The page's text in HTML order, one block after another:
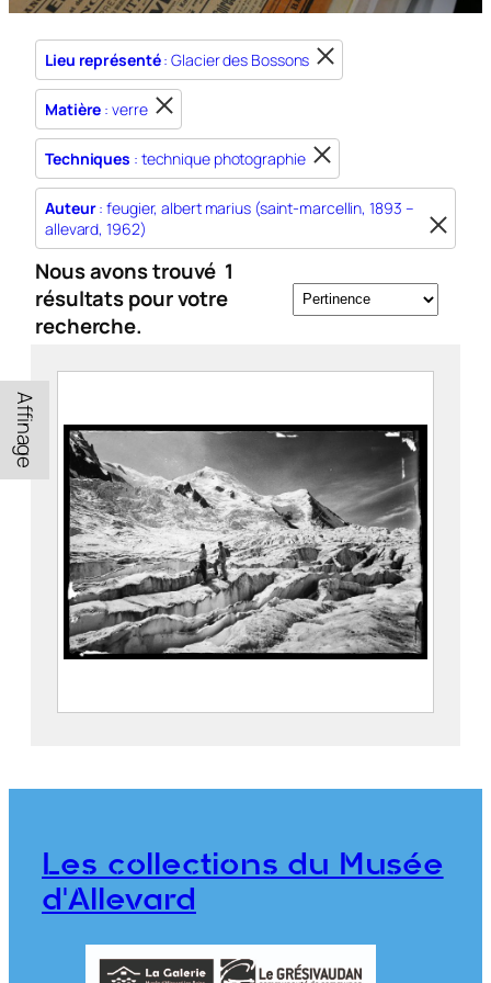
Lieu représenté: Glacier des Bossons
Matière : verre
Techniques : technique photographie
Auteur: feugier, albert marius (saint-marcellin, 1893 –
allevard, 1962)
Nous avons trouvé 1
résultats pour votre
recherche.
Affinage
Chamonix, Caravane sur le glacier du
FEUGIER, Albert Marius (Saint-
Wellington & Ward Ltd
CE2020.1.350
Les collections du Musée
d'Allevard